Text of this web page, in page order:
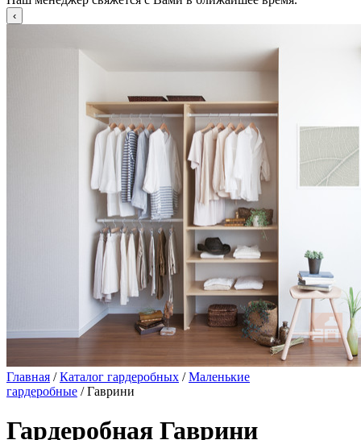
Главная /Каталог гардеробных /Маленькие
гардеробные / Гаврини
Гардеробная Гаврини